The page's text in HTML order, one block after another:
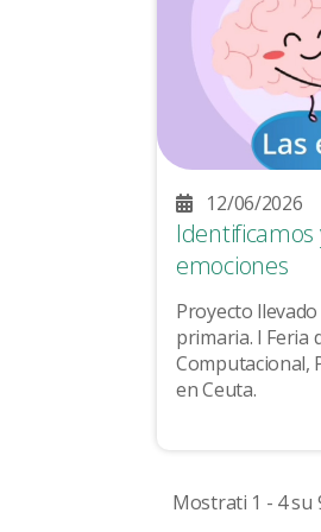
12/06/2026
Identificamos
emociones
Proyecto
primaria. I Feria
Computacional,
en Ceuta.
Mostrati 1 - 4 su